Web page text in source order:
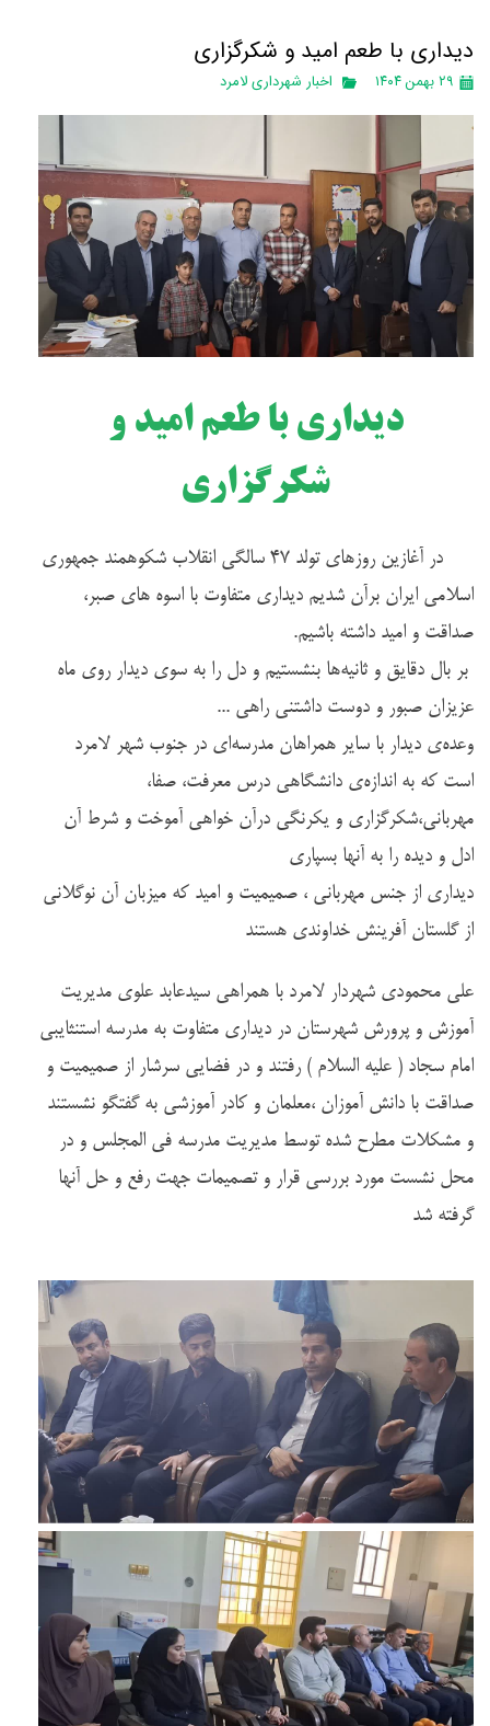
دیداری با طعم امید و شکرگزاری
۲۹ بهمن ۱۴۰۴ اخبار شهرداری لامرد
دیداری با طعم امید و
شکرگزاری
در آغازین روزهای تولد ۴۷ سالگی انقلاب شکوهمند جمهوری
اسلامی ایران برآن شدیم دیداری متفاوت با اسوه های صبر،
صداقت و امید داشته باشیم.
بر بال دقایق و ثانیه‌ها بنشستیم و دل را به سوی دیدار روی ماه
عزیزان صبور و دوست داشتنی راهی ...
است که به اندازه‌ی دانشگاهی درس معرفت، صفا،
مهربانی،شکرگزاری و یکرنگی درآن خواهی آموخت و شرط آن
ادل و دیده را به آنها بسپاری
دیداری از جنس مهربانی ، صمیمیت و امید که میزبان آن نوگلانی
از گلستان آفرینش خداوندی هستند
آموزش و پرورش شهرستان در دیداری متفاوت به مدرسه استنثایبی
امام سجاد ( علیه السلام ) رفتند و در فضایی سرشار از صمیمیت و
صداقت با دانش آموزان ،معلمان و کادر آموزشی به گفتگو نشستند
و مشکلات مطرح شده توسط مدیریت مدرسه فی المجلس و در
محل نشست مورد بررسی قرار و تصمیمات جهت رفع و حل آنها
گرفته شد